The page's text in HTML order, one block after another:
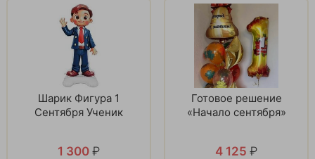
Шарик Фигура 1
Сентября Ученик
1 300 ₽
Готовое решение
«Начало сентября»
4 125 ₽